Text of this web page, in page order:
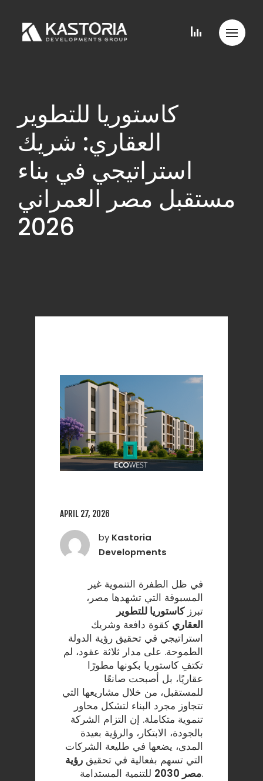
كاستوريا للتطوير
العقاري: شريك
استراتيجي في بناء
مستقبل مصر العمراني
2026
APRIL 27, 2026
by Kastoria
Developments
في ظل الطفرة التنموية غير
المسبوقة التي تشهدها مصر،
تبرزكاستوريا للتطوير
العقاري كقوة دافعة وشريك
استراتيجي في تحقيق رؤية الدولة
الطموحة. على مدار ثلاثة عقود، لم
تكتفِ كاستوريا بكونها مطورًا
عقاريًا، بل أصبحت صانعًا
للمستقبل، من خلال مشاريعها التي
تتجاوز مجرد البناء لتشكل محاور
تنموية متكاملة. إن التزام الشركة
بالجودة، الابتكار، والرؤية بعيدة
المدى، يضعها في طليعة الشركات
التي تسهم بفعالية في تحقيق رؤية
مصر 2030للتنمية المستدامة.